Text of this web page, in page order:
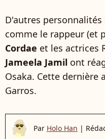
D'autres
comme le rappeur (et
Cordae et les actrices
Jameela Jamil ont
Osaka. Cette dernière
Garros.
Par Holo Han |